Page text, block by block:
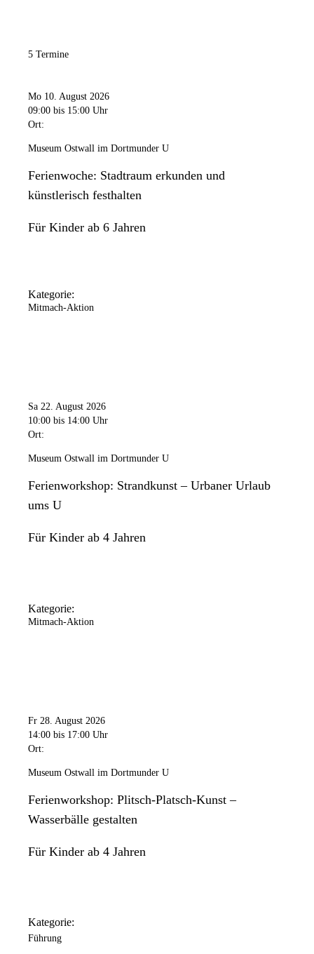
5 Termine
Mo 10. August 2026
09:00 bis 15:00 Uhr
Ort:
Museum Ostwall im Dortmunder U
Ferienwoche: Stadtraum erkunden und
künstlerisch festhalten
Für Kinder ab 6 Jahren
Kategorie:
Mitmach-Aktion
Sa 22. August 2026
10:00 bis 14:00 Uhr
Ort:
Museum Ostwall im Dortmunder U
Ferienworkshop: Strandkunst – Urbaner Urlaub
ums U
Für Kinder ab 4 Jahren
Kategorie:
Mitmach-Aktion
Fr 28. August 2026
14:00 bis 17:00 Uhr
Ort:
Museum Ostwall im Dortmunder U
Ferienworkshop: Plitsch-Platsch-Kunst –
Wasserbälle gestalten
Für Kinder ab 4 Jahren
Kategorie:
Führung